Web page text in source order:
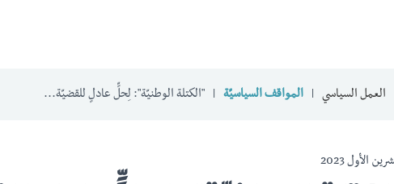
العمل السياسي المواقف السياسيّة "الكتلة الوطنيّة": لِحلٍّ عادلٍ للقضيّة...